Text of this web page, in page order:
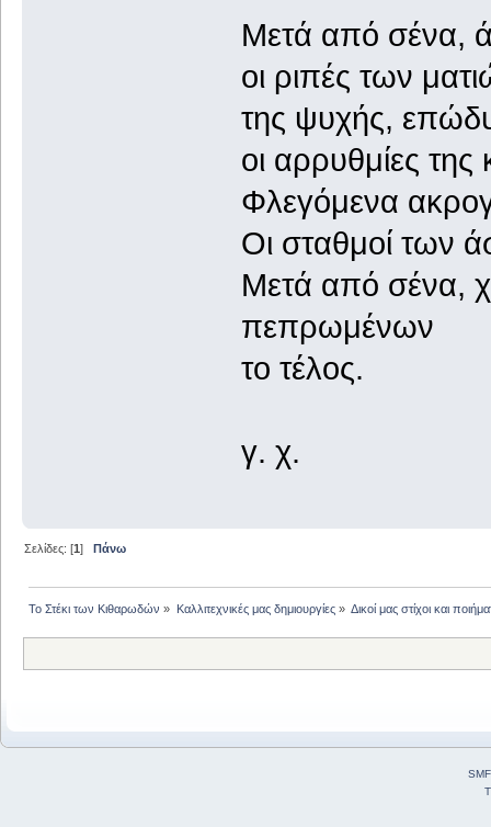
Μετά από σένα,
οι ριπές των
της ψυχής,
οι αρρυθμίες της
Φλεγόμενα
Οι σταθμοί των
Μετά από σένα,
πεπρωμένων
το τέλος.
γ. χ.
Σελίδες: [1]Πάνω
Το Στέκι των Κιθαρωδών » Καλλιτεχνικές μας δημιουργίες» Δικοί μας στίχοι και